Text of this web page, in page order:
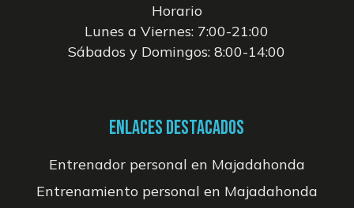
Horario
Lunes a Viernes: 7:00-21:00
Sábados y Domingos: 8:00-14:00
ENLACES DESTACADOS
Entrenador personal en Majadahonda
Entrenamiento personal en Majadahonda